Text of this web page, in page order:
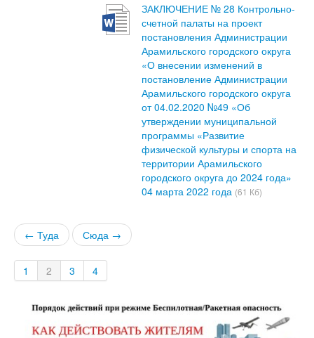
ЗАКЛЮЧЕНИЕ № 28 Контрольно-
счетной палаты на проект
постановления Администрации
Арамильского городского округа
«О внесении изменений в
постановление Администрации
Арамильского городского округа
от 04.02.2020 №49 «Об
утверждении муниципальной
программы «Развитие
физической культуры и спорта на
территории Арамильского
городского округа до 2024 года»
04 марта 2022 года (61 Кб)
← Туда Сюда →
1 2 3 4